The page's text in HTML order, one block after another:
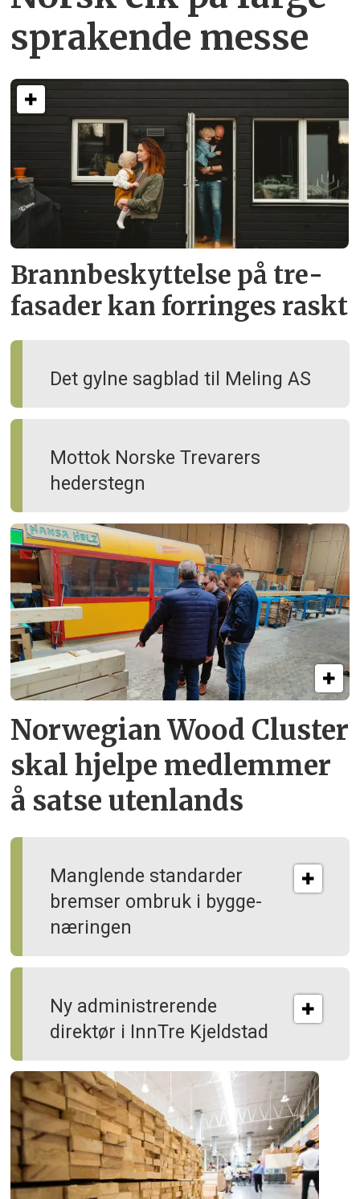
sprakende messe
Brann­beskyttelse på tre­
fasader kan forringes raskt
Det gylne sagblad til Meling AS
Mottok Norske Trevarers
hederstegn
Norwegian Wood Cluster
skal hjelpe medlemmer
å satse utenlands
Manglende standarder
bremser ombruk i bygge­
næringen
Ny administrerende
direktør i InnTre Kjeldstad